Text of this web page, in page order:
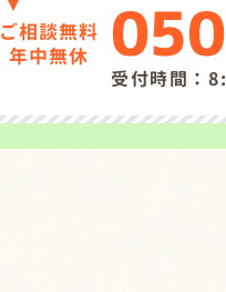
ご相談無料
年中無休
受付時間：